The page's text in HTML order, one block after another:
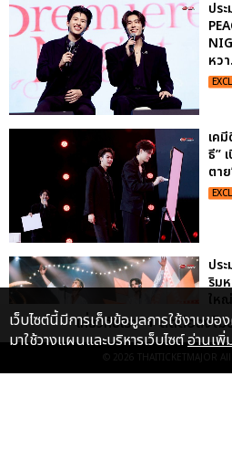
ปร
หว
เค
ธี”
ตา
ปร
ริม
ให
เกี่ยวกับเรา ติดต่อลงโ
© 2026 THAITICKETMAJOR
เว็บไซต์นี้มีการเก็บข้อมูลการใช้งานข
มาใช้วางแผนและบริหารเว็บไซต์อ่านเพิ่